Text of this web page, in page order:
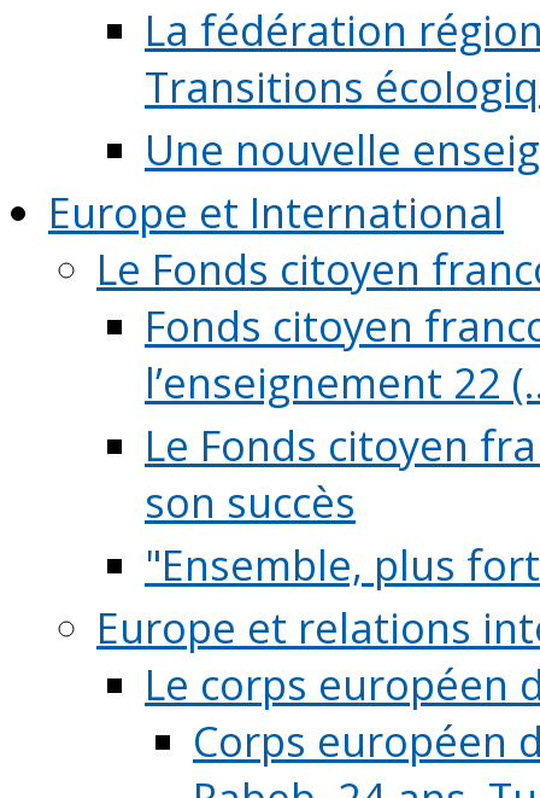
La fédération
Transitions
Une nouvelle
Europe et International
Le Fonds citoyen
Fonds citoyen
l’enseignement 22
Le Fonds citoyen
son succès
"Ensemble, plus
Europe et relations
Le corps européen
Corps européen